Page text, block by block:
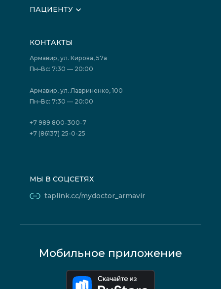
Вышестоящие организации
Лицензии
Фотогалерея
Политика конфиденциальности
Акции
ПАЦИЕНТУ
Подготовка к сдаче анализов
Акции
Отзывы
Государственные программы
Юридическим лицам
КОНТАКТЫ
Армавир, ул. Кирова, 57а
Пн–Вс: 7:30 — 20:00
Армавир, ул. Лавриненко, 100
Пн–Вс: 7:30 — 20:00
+7 989 800-300-7
+7 (86137) 25-0-25
МЫ В СОЦСЕТЯХ
taplink.cc/mydoctor_armavir
Мобильное приложение